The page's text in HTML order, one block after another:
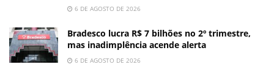
6 DE AGOSTO DE 2026
Bradesco lucra R$ 7 bilhões no 2º trimestre,
mas inadimplência acende alerta
6 DE AGOSTO DE 2026